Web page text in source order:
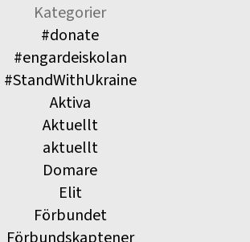
Kategorier
#donate
#engardeiskolan
#StandWithUkraine
Aktiva
Aktuellt
aktuellt
Domare
Elit
Förbundet